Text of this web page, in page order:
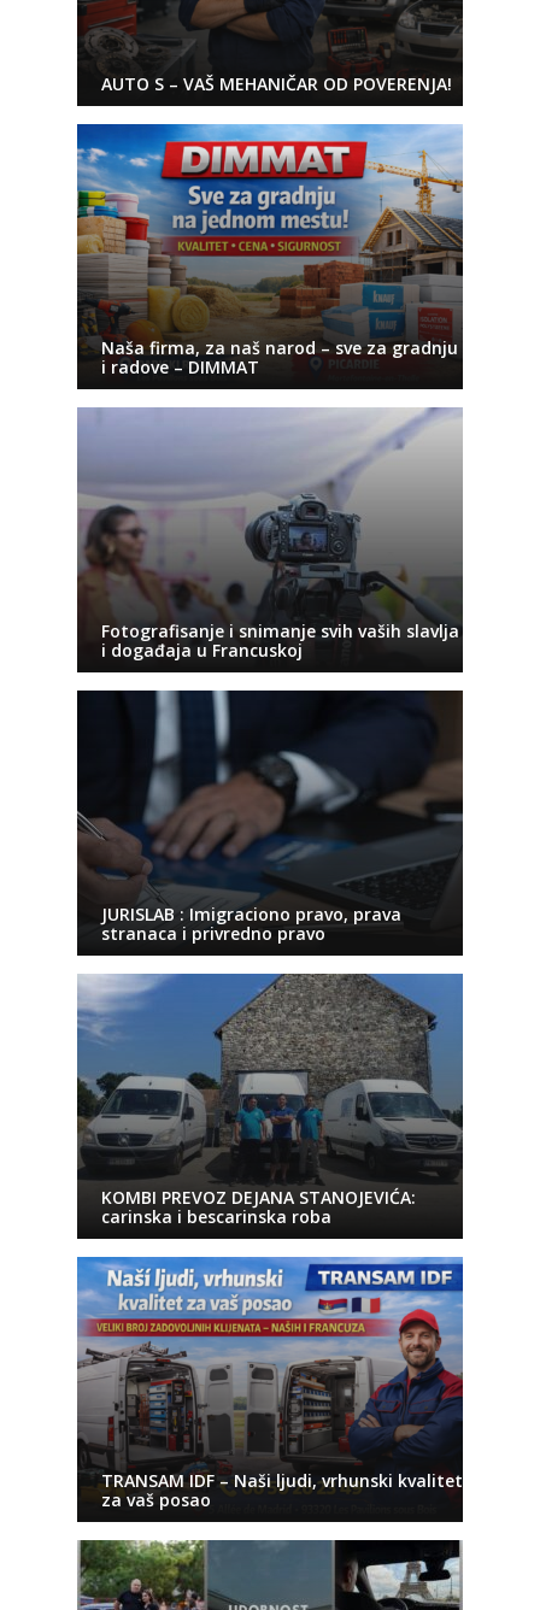
AUTO S – VAŠ MEHANIČAR OD POVERENJA!
Naša firma, za naš narod – sve za gradnju
i radove – DIMMAT
Fotografisanje i snimanje svih vaših slavlja
i događaja u Francuskoj
JURISLAB : Imigraciono pravo, prava
stranaca i privredno pravo
KOMBI PREVOZ DEJANA STANOJEVIĆA:
carinska i bescarinska roba
TRANSAM IDF – Naši ljudi, vrhunski kvalitet
za vaš posao